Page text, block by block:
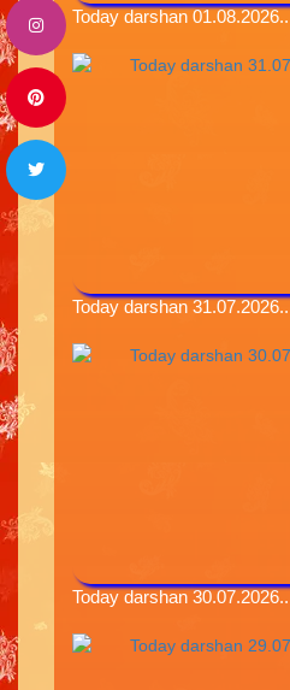
Today darshan 01.08.2026..
Today darshan 31.07.2026..
Today darshan 30.07.2026..